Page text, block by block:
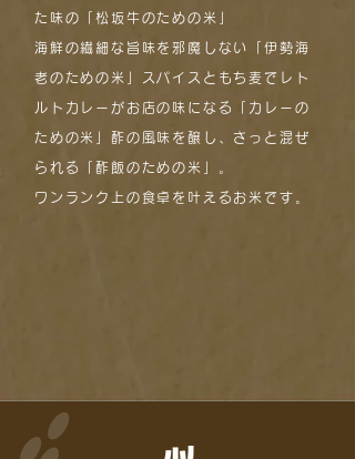
た味の「松坂牛のための米」
海鮮の繊細な旨味を邪魔しない「伊勢海
老のための米」スパイスともち麦でレト
ルトカレーがお店の味になる「カレーの
ための米」酢の風味を醸し、さっと混ぜ
られる「酢飯のための米」。
ワンランク上の食卓を叶えるお米です。